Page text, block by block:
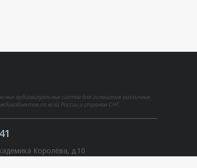
аудиовизуальных систем для оснащения различных
по всей России и странам СНГ.
Королёва, д.10